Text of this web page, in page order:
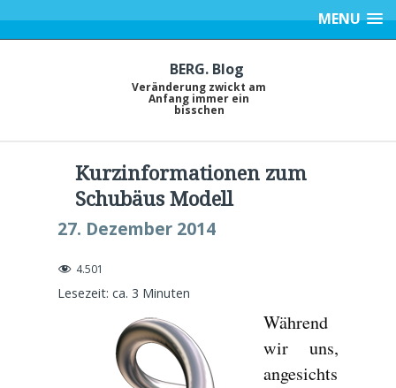
MENU
BERG. Blog
Veränderung zwickt am
Anfang immer ein
bisschen
Kurzinformationen zum
Schubäus Modell
27. Dezember 2014
4.501
Lesezeit: ca. 3 Minuten
Während
wir uns,
angesichts